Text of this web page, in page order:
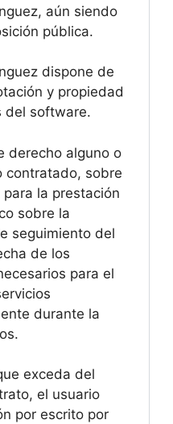
aún siendo
pública.
dispone de
y propiedad
del software.
derecho alguno o
contratado, sobre
la prestación
sobre la
seguimiento del
de los
para el
durante la
exceda del
el usuario
por escrito por